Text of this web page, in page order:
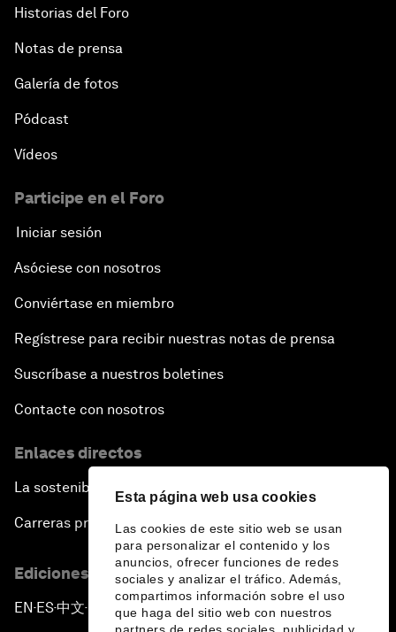
Esta página web usa cookies
Las cookies de este sitio web se usan
para personalizar el contenido y los
anuncios, ofrecer funciones de redes
sociales y analizar el tráfico. Además,
compartimos información sobre el uso
que haga del sitio web con nuestros
Historias del Foro
Notas de prensa
Galería de fotos
Pódcast
Vídeos
Participe en el Foro
Iniciar sesión
Asóciese con nosotros
Conviértase en miembro
Regístrese para recibir nuestras notas de prensa
Suscríbase a nuestros boletines
Contacte con nosotros
Enlaces directos
La sostenibilidad en el Foro
Carreras profesionales
Ediciones en otros idiomas
EN ▪ES▪中文▪ 日本語